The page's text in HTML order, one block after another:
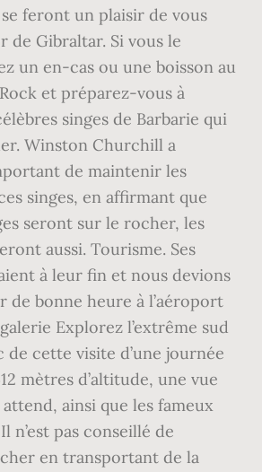
feront un plaisir de vous
de Gibraltar. Si vous le
un en-cas ou une boisson au
et préparez-vous à
singes de Barbarie qui
Winston Churchill a
de maintenir les
singes, en affirmant que
seront sur le rocher, les
aussi. Tourisme. Ses
à leur fin et nous devions
de bonne heure à l’aéroport
Explorez l’extrême sud
de cette visite d’une journée
mètres d’altitude, une vue
ainsi que les fameux
n’est pas conseillé de
en transportant de la